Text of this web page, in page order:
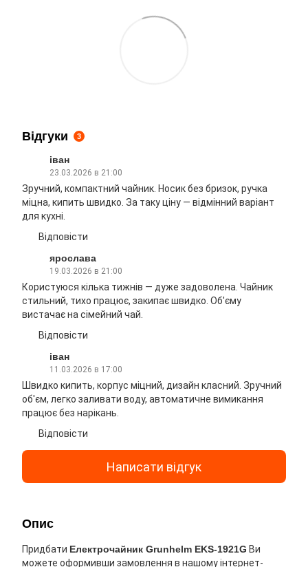
Відгуки 3
іван
23.03.2026 в 21:00
Зручний, компактний чайник. Носик без бризок, ручка
міцна, кипить швидко. За таку ціну — відмінний варіант
для кухні.
Відповісти
ярослава
19.03.2026 в 21:00
Користуюся кілька тижнів — дуже задоволена. Чайник
стильний, тихо працює, закипає швидко. Об'єму
вистачає на сімейний чай.
Відповісти
іван
11.03.2026 в 17:00
Швидко кипить, корпус міцний, дизайн класний. Зручний
об'єм, легко заливати воду, автоматичне вимикання
працює без нарікань.
Відповісти
Написати відгук
Опис
Придбати Електрочайник Grunhelm EKS-1921G Ви
можете оформивши замовлення в нашому інтернет-